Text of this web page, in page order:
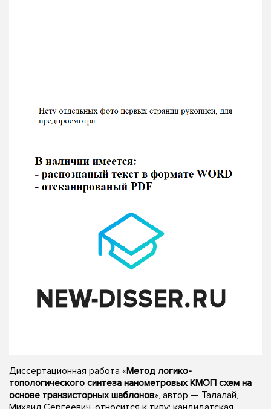
Диссертационная работа «Метод логико-
топологического синтеза нанометровых КМОП схем на
основе транзисторных шаблонов», автор — Талалай,